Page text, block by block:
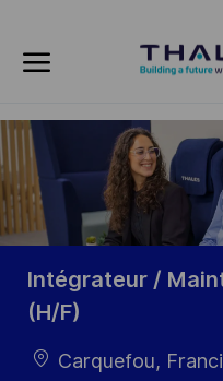
-
Intégrateur /
(H/F)
Ubicación
Carquefou,